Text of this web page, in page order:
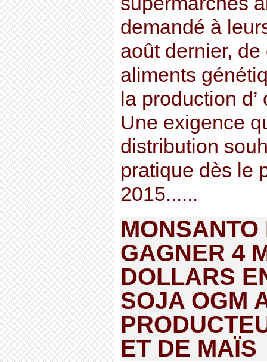
demandé à
août dernier, de
aliments
la production
Une exigence
distribution
pratique dès le
2015......
MONSANTO
GAGNER 4
DOLLARS
SOJA OGM
ET DE MAÏS